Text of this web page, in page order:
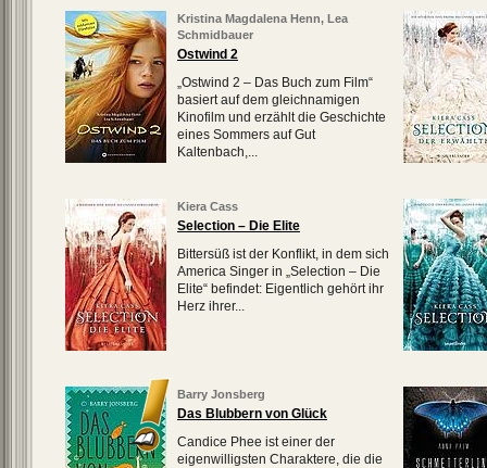
Kristina Magdalena Henn, Lea
Schmidbauer
Ostwind 2
„Ostwind 2 – Das Buch zum Film“
basiert auf dem gleichnamigen
Kinofilm und erzählt die Geschichte
eines Sommers auf Gut
Kaltenbach,...
Kiera Cass
Selection – Die Elite
Bittersüß ist der Konflikt, in dem sich
America Singer in „Selection – Die
Elite“ befindet: Eigentlich gehört ihr
Herz ihrer...
Barry Jonsberg
Das Blubbern von Glück
Candice Phee ist einer der
eigenwilligsten Charaktere, die die